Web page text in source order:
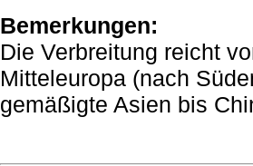
Bemerkungen:
Die Verbreitung reicht
Mitteleuropa (nach
gemäßigte Asien bis